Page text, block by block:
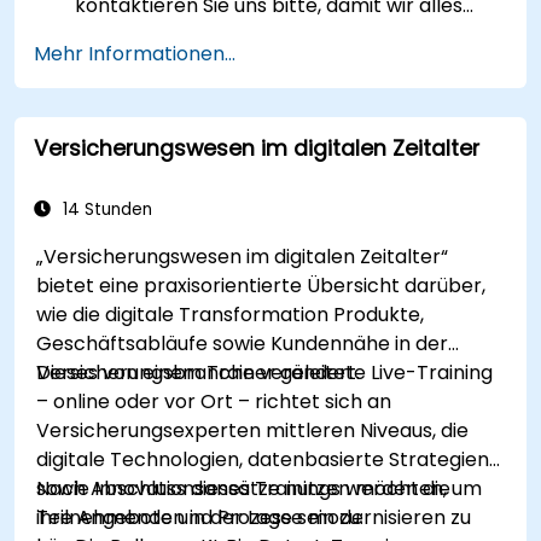
Mehr Informationen...
Versicherungswesen im digitalen Zeitalter
14 Stunden
„Versicherungswesen im digitalen Zeitalter“
bietet eine praxisorientierte Übersicht darüber,
wie die digitale Transformation Produkte,
Geschäftsabläufe sowie Kundennähe in der
Versicherungsbranche verändert.
Dieses von einem Trainer geleitete Live-Training
– online oder vor Ort – richtet sich an
Versicherungsexperten mittleren Niveaus, die
digitale Technologien, datenbasierte Strategien
sowie Innovationsansätze nutzen möchten, um
ihre Angebote und Prozesse modernisieren zu
Nach Abschluss dieses Trainings werden die
Teilnehmenden in der Lage sein zu: